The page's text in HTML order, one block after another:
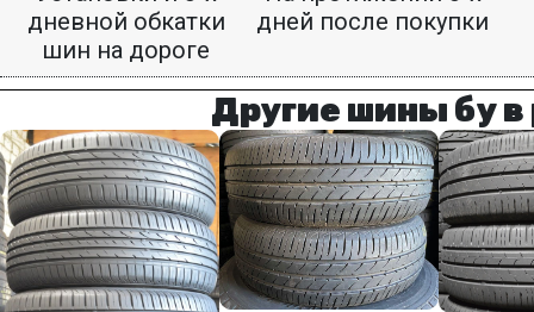
дневной обкатки
шин на дороге
дней после покупки
Другие шины бу в